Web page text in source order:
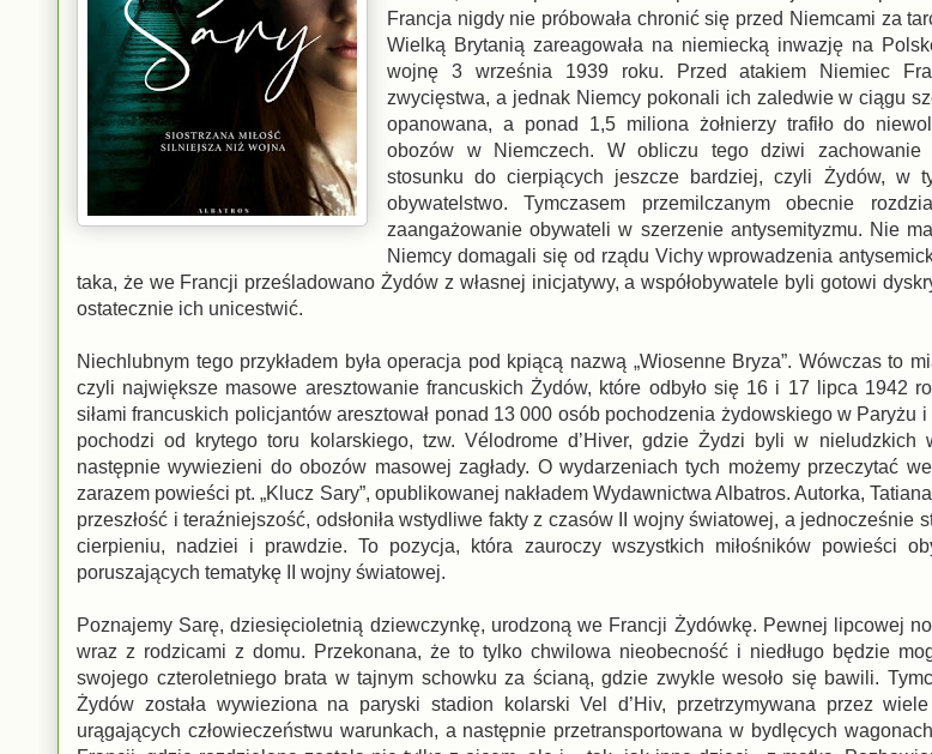
Francja nigdy nie próbowała chronić się przed Niemcami za
Wielką Brytanią zareagowała na niemiecką inwazję na
wojnę 3 września 1939 roku. Przed atakiem Niemiec
zwycięstwa, a jednak Niemcy pokonali ich zaledwie w ciągu
opanowana, a ponad 1,5 miliona żołnierzy trafiło do
obozów w Niemczech. W obliczu tego dziwi zachowanie
stosunku do cierpiących jeszcze bardziej, czyli Żydów, w
obywatelstwo. Tymczasem przemilczanym obecnie
zaangażowanie obywateli w szerzenie antysemityzmu. Nie
Niemcy domagali się od rządu Vichy wprowadzenia
taka, że we Francji prześladowano Żydów z własnej inicjatywy, a współobywatele byli gotowi
ostatecznie ich unicestwić.
Niechlubnym tego przykładem była operacja pod kpiącą nazwą „Wiosenne Bryza”. Wówczas to
czyli największe masowe aresztowanie francuskich Żydów, które odbyło się 16 i 17 lipca 1942
siłami francuskich policjantów aresztował ponad 13 000 osób pochodzenia żydowskiego w Paryżu
pochodzi od krytego toru kolarskiego, tzw. Vélodrome d’Hiver, gdzie Żydzi byli w nieludzkich
następnie wywiezieni do obozów masowej zagłady. O wydarzeniach tych możemy przeczytać
zarazem powieści pt. „Klucz Sary”, opublikowanej nakładem Wydawnictwa Albatros. Autorka,
przeszłość i teraźniejszość, odsłoniła wstydliwe fakty z czasów II wojny światowej, a jednocześnie
cierpieniu, nadziei i prawdzie. To pozycja, która zauroczy wszystkich miłośników powieści
poruszających tematykę II wojny światowej.
Poznajemy Sarę, dziesięcioletnią dziewczynkę, urodzoną we Francji Żydówkę. Pewnej lipcowej
wraz z rodzicami z domu. Przekonana, że to tylko chwilowa nieobecność i niedługo będzie
swojego czteroletniego brata w tajnym schowku za ścianą, gdzie zwykle wesoło się bawili.
Żydów została wywieziona na paryski stadion kolarski Vel d’Hiv, przetrzymywana przez
urągających człowieczeństwu warunkach, a następnie przetransportowana w bydlęcych